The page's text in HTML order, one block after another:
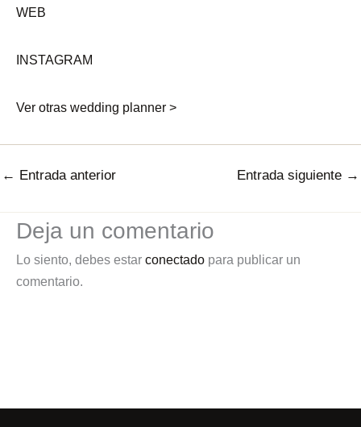
WEB
INSTAGRAM
Ver otras wedding planner >
← Entrada anterior Entrada siguiente →
Deja un comentario
Lo siento, debes estar conectado para publicar un
comentario.